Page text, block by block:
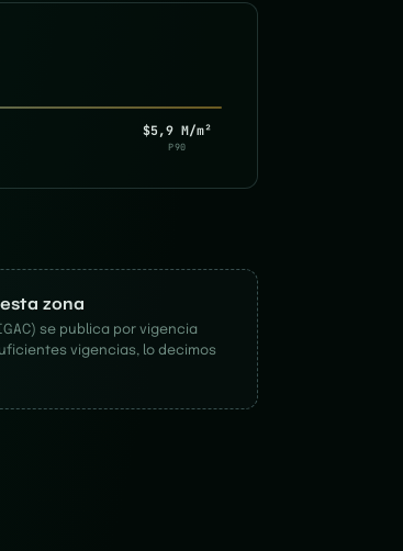
$5,9 M/m²
P90
zona
se publica por vigencia
vigencias, lo decimos